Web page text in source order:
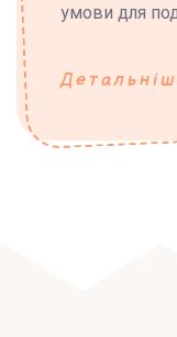
умови для